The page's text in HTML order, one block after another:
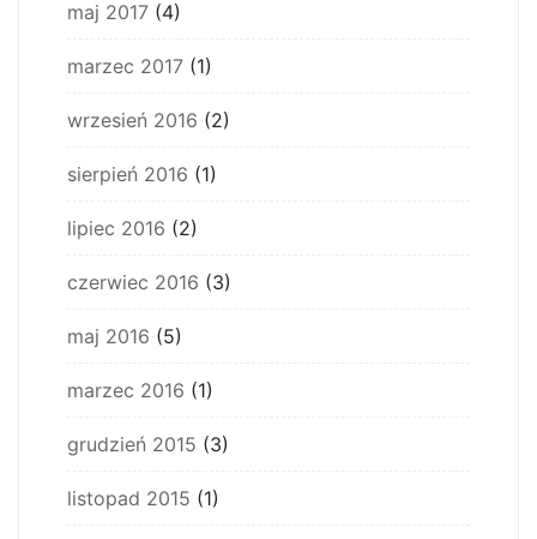
maj 2017 (4)
marzec 2017 (1)
wrzesień 2016 (2)
sierpień 2016 (1)
lipiec 2016 (2)
czerwiec 2016 (3)
maj 2016 (5)
marzec 2016 (1)
grudzień 2015 (3)
listopad 2015 (1)